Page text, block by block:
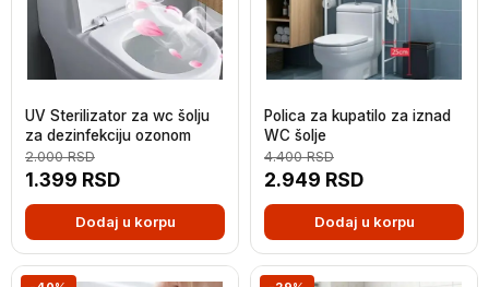
UV Sterilizator za wc šolju
za dezinfekciju ozonom
1.399 RSD
2.000RSD
Dodaj u korpu
Polica za kupatilo za iznad
WC šolje
2.949 RSD
4.400RSD
Dodaj u korpu